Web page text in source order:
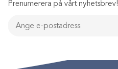
Prenumerera på vårt nyhetsbrev!